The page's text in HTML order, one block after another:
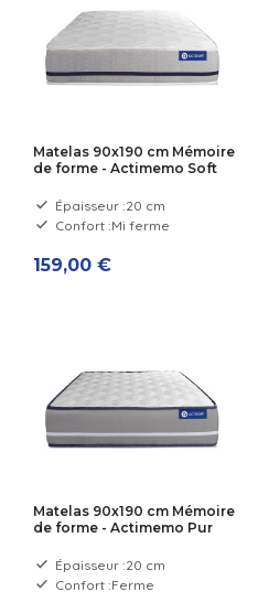
Matelas 90x190 cm Mémoire
de forme - Actimemo Soft
Épaisseur :20 cm
Confort :Mi ferme
159,00 €
Matelas 90x190 cm Mémoire
de forme - Actimemo Pur
Épaisseur :20 cm
Confort :Ferme